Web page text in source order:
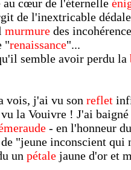
au cœur de l'éternelle
de l'inextricable
murmure des
"renaissance"...
semble avoir perdu la
vois, j'ai vu son reflet
la Vouivre ! J'ai
- en l'honneur du
"jeune inconscient qui
un pétale jaune d'or et